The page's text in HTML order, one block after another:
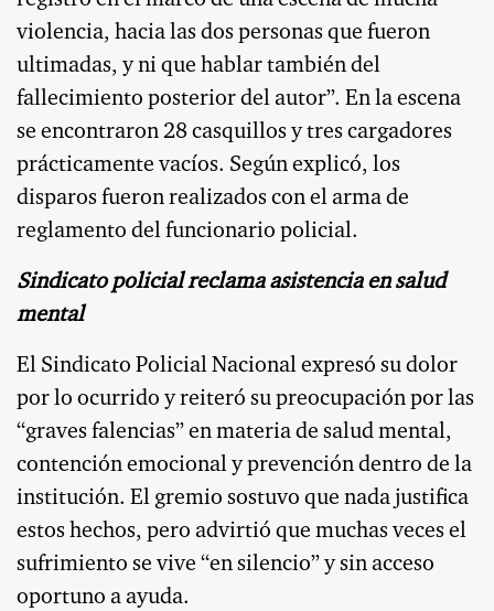
violencia, hacia las dos personas que fueron
ultimadas, y ni que hablar también del
fallecimiento posterior del autor”. En la escena
se encontraron 28 casquillos y tres cargadores
prácticamente vacíos. Según explicó, los
disparos fueron realizados con el arma de
reglamento del funcionario policial.
Sindicato policial reclama asistencia en salud
mental
El Sindicato Policial Nacional expresó su dolor
por lo ocurrido y reiteró su preocupación por las
“graves falencias” en materia de salud mental,
contención emocional y prevención dentro de la
institución. El gremio sostuvo que nada justifica
estos hechos, pero advirtió que muchas veces el
sufrimiento se vive “en silencio” y sin acceso
oportuno a ayuda.